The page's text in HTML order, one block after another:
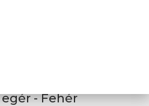
- Fehér